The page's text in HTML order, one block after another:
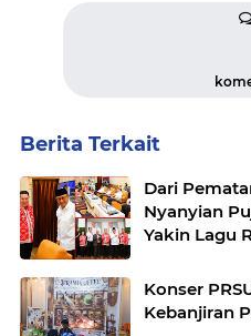
Berita Terkait
Dari
Nyanyian
Yakin Lagu
Konser
Kebanjiran